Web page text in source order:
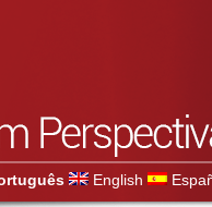
English